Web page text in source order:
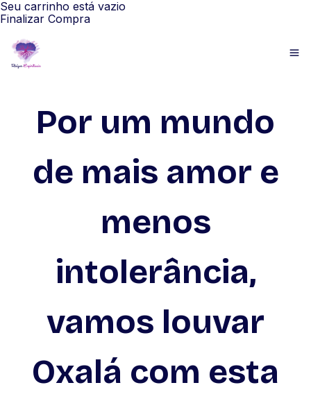
Seu carrinho está vazio
Finalizar Compra
Por um mundo
de mais amor e
menos
intolerância,
vamos louvar
Oxalá com esta